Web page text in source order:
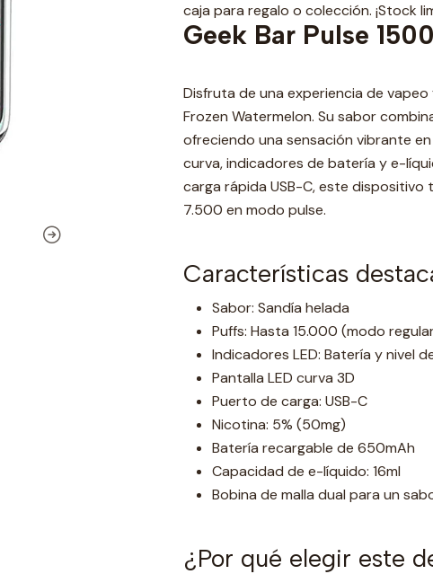
caja para regalo o colección. ¡Stock
Geek Bar Pulse
Disfruta de una experiencia de
Frozen Watermelon. Su sabor
ofreciendo una sensación vibrante
curva, indicadores de batería y e-
carga rápida USB-C, este
7.500 en modo pulse.
Características
Sabor: Sandía helada
Puffs: Hasta 15.000 (modo
Indicadores LED: Batería y nivel
Pantalla LED curva 3D
Puerto de carga: USB-C
Nicotina: 5% (50mg)
Batería recargable de 650mAh
Capacidad de e-líquido: 16ml
Bobina de malla dual para un
¿Por qué elegir este